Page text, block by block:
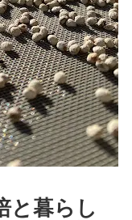
と暮らし